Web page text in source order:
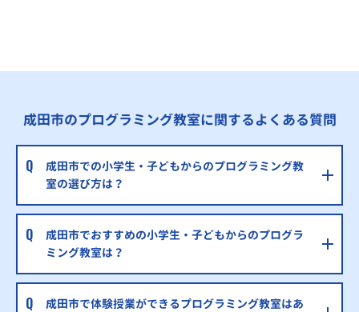
成田市のプログラミング教室に関するよくある質問
成田市での小学生・子どもからのプログラミング教
室の選び方は？
成田市でおすすめの小学生・子どもからのプログラ
ミング教室は？
成田市で体験授業ができるプログラミング教室はあ